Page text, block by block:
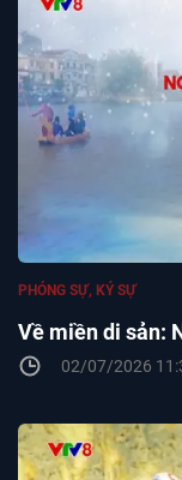
Về miền di sản:
PHÓNG SỰ, KÝ SỰ
02/07/2026